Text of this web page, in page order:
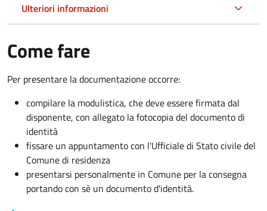
Ulteriori informazioni
Come fare
Per presentare la documentazione occorre:
compilare la modulistica, che deve essere firmata dal
disponente, con allegato la fotocopia del documento di
identità
fissare un appuntamento con l'Ufficiale di Stato civile del
Comune di residenza
presentarsi personalmente in Comune per la consegna
portando con sè un documento d'identità.